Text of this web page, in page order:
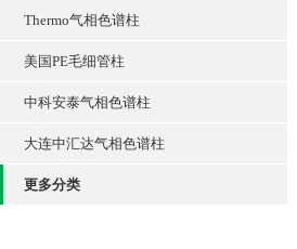
Thermo气相色谱柱
美国PE毛细管柱
中科安泰气相色谱柱
大连中汇达气相色谱柱
更多分类